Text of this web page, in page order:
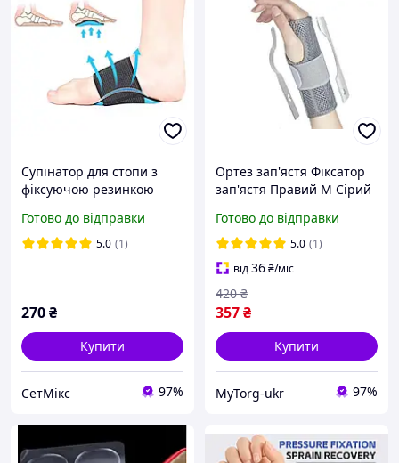
Супінатор для стопи з
фіксуючою резинкою
Готово до відправки
5.0 (1)
270₴
Купити
СетМікс 97%
Ортез зап'ястя Фіксатор
зап'ястя Правий М Сірий
Готово до відправки
5.0 (1)
від36₴/міс
357₴
420 ₴
Купити
MyTorg-ukr 97%